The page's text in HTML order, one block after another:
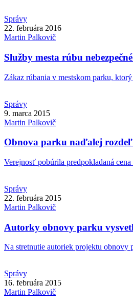
Správy
22. februára 2016
Martin Palkovič
Služby mesta rúbu
Zákaz rúbania v mestskom parku,
Správy
9. marca 2015
Martin Palkovič
Obnova parku naďalej
Verejnosť pobúrila predpokladaná
Správy
22. februára 2015
Martin Palkovič
Autorky obnovy parku
Na stretnutie autoriek projektu obnovy
Správy
16. februára 2015
Martin Palkovič